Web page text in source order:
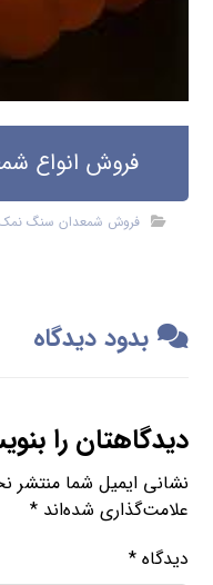
فروش انواع
فروش شمعدان سنگ
بدود دیدگاه
دیدگاهتان را
نشانی ایمیل شما منتشر
علامت‌گذاری شده‌اند*
دیدگاه*